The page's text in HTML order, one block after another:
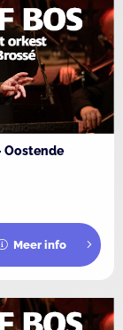
Oostende
Meer info